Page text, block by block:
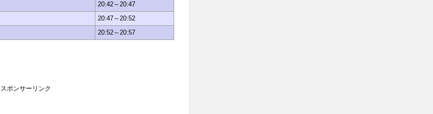
20:42～20:47
20:47～20:52
20:52～20:57
スポンサーリンク